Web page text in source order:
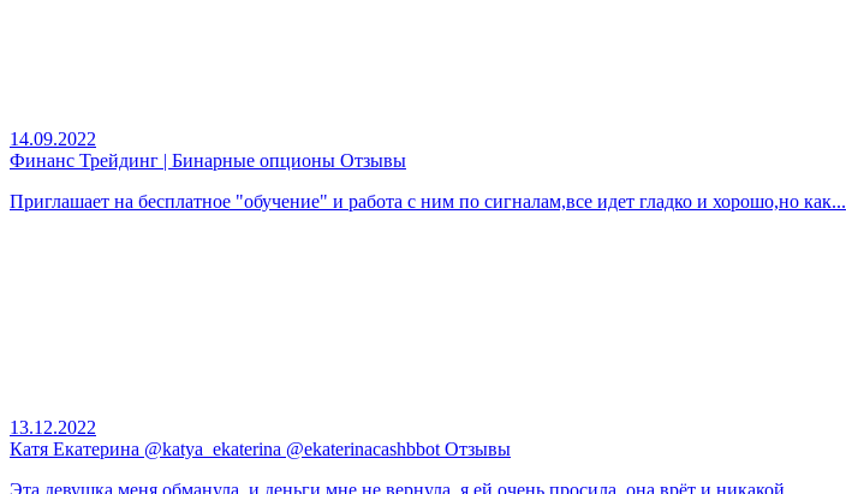
14.09.2022
Финанс Трейдинг | Бинарные опционы Отзывы
Приглашает на бесплатное "обучение" и работа с ним по сигналам,все идет гладко и хорошо,но как...
13.12.2022
Катя Екатерина @katya_ekaterina @ekaterinacashbbot Отзывы